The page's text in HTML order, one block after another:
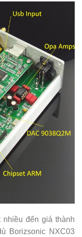
đến giá thành
Borizsonic NXC03